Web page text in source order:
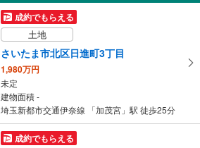
3,280万円
4DK＋S
建物面積 95.84m
埼玉新都市交通伊奈線 「加茂宮」駅 徒歩19分
成約でもらえる
土地
さいたま市北区日進町3丁目
1,980万円
未定
建物面積 -
埼玉新都市交通伊奈線 「加茂宮」駅 徒歩25分
成約でもらえる